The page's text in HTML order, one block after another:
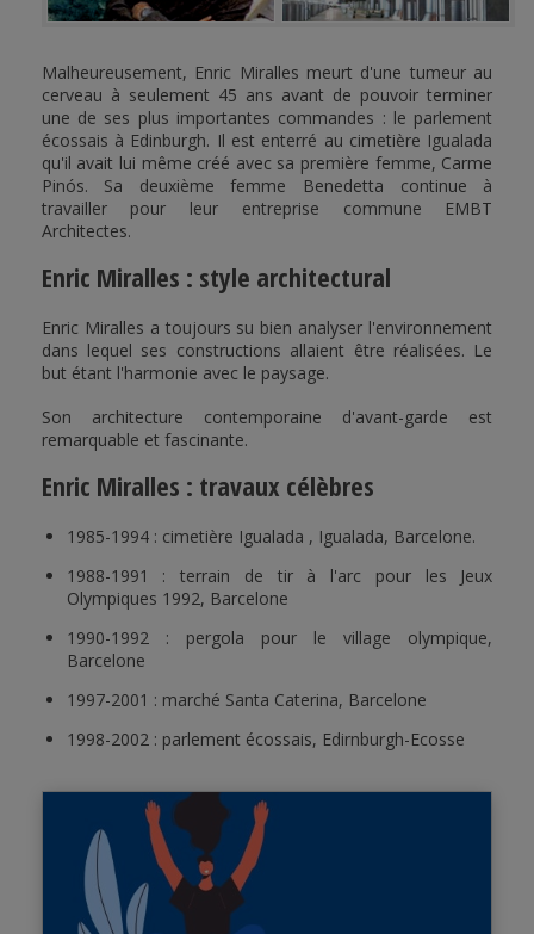
Malheureusement, Enric Miralles meurt d'une tumeur au
cerveau à seulement 45 ans avant de pouvoir terminer
une de ses plus importantes commandes : le parlement
écossais à Edinburgh. Il est enterré au cimetière Igualada
qu'il avait lui même créé avec sa première femme, Carme
Pinós. Sa deuxième femme Benedetta continue à
travailler pour leur entreprise commune EMBT
Architectes.
Enric Miralles : style architectural
Enric Miralles a toujours su bien analyser l'environnement
dans lequel ses constructions allaient être réalisées. Le
but étant l'harmonie avec le paysage.
Son architecture contemporaine d'avant-garde est
remarquable et fascinante.
Enric Miralles : travaux célèbres
1985-1994 : cimetière Igualada , Igualada, Barcelone.
1988-1991 : terrain de tir à l'arc pour les Jeux
Olympiques 1992, Barcelone
1990-1992 : pergola pour le village olympique,
Barcelone
1997-2001 : marché Santa Caterina, Barcelone
1998-2002 : parlement écossais, Edirnburgh-Ecosse